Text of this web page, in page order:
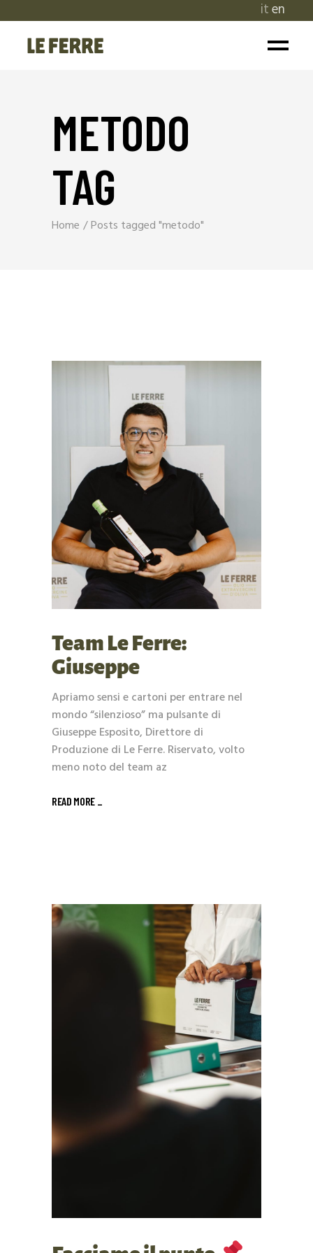
iten
METODO
TAG
Home Posts tagged "metodo"
Team Le Ferre:
Giuseppe
Apriamo sensi e cartoni per entrare nel
mondo “silenzioso” ma pulsante di
Giuseppe Esposito, Direttore di
Produzione di Le Ferre. Riservato, volto
meno noto del team az
READ MORE _